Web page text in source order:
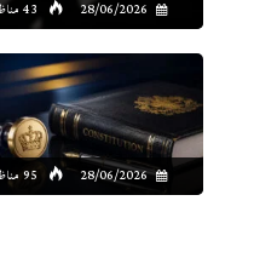
28/06/2026 43 مناظر
28/06/2026 95 مناظر